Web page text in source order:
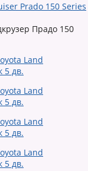
Prado 150 Series
Прадо 150